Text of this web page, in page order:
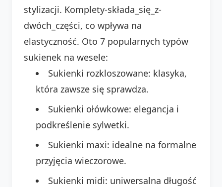
stylizacji. Komplety-składa_się_z-
dwóch_części, co wpływa na
elastyczność. Oto 7 popularnych typów
sukienek na wesele:
Sukienki rozkloszowane: klasyka,
która zawsze się sprawdza.
Sukienki ołówkowe: elegancja i
podkreślenie sylwetki.
Sukienki maxi: idealne na formalne
przyjęcia wieczorowe.
Sukienki midi: uniwersalna długość